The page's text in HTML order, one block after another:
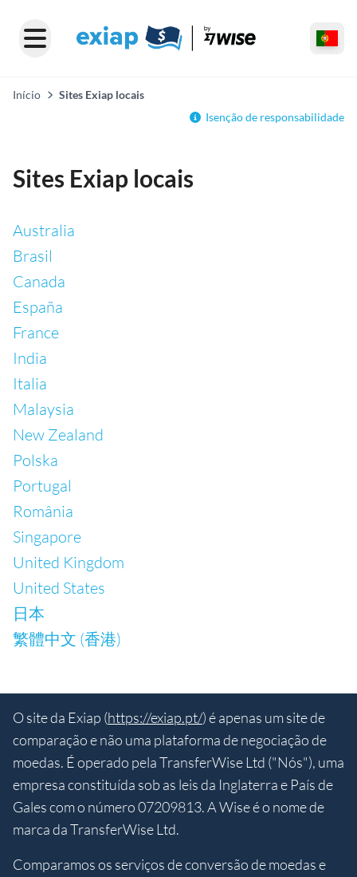
Início
Sites Exiap locais
Isenção de responsabilidade
Sites Exiap locais
Australia
Brasil
Canada
España
France
India
Italia
Malaysia
New Zealand
Polska
Portugal
România
Singapore
United Kingdom
United States
日本
繁體中文 (香港)
O site da Exiap (https://exiap.pt/) é apenas um site de
comparação e não uma plataforma de negociação de
moedas. É operado pela TransferWise Ltd ("Nós"), uma
empresa constituída sob as leis da Inglaterra e País de
Gales com o número 07209813. A Wise é o nome de
marca da TransferWise Ltd.
Comparamos os serviços de conversão de moedas e